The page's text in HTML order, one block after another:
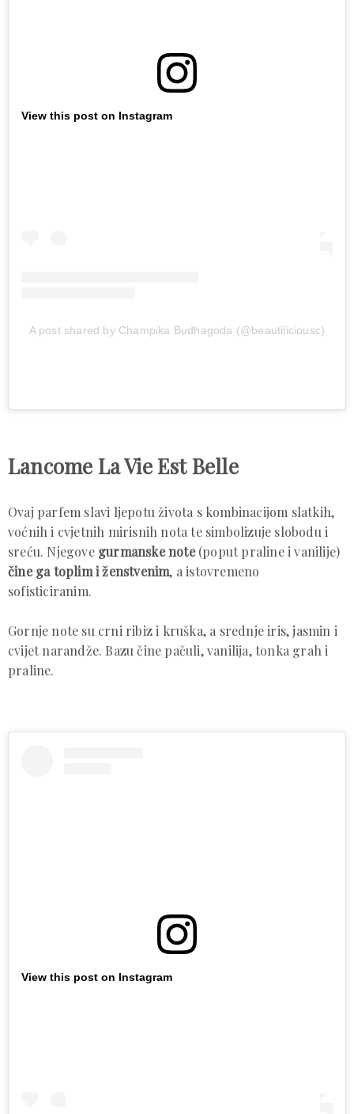
View this post on Instagram
A post shared by Champika Budhagoda (@beautiliciousc)
Lancome La Vie Est Belle
Ovaj parfem slavi ljepotu života s kombinacijom slatkih,
voćnih i cvjetnih mirisnih nota te simbolizuje slobodu i
sreću. Njegove gurmanske note(poput praline i vanilije)
čine ga toplim i ženstvenim, a istovremeno
sofisticiranim.
Gornje note su crni ribiz i kruška, a srednje iris, jasmin i
cvijet narandže. Bazu čine pačuli, vanilija, tonka grah i
praline.
View this post on Instagram